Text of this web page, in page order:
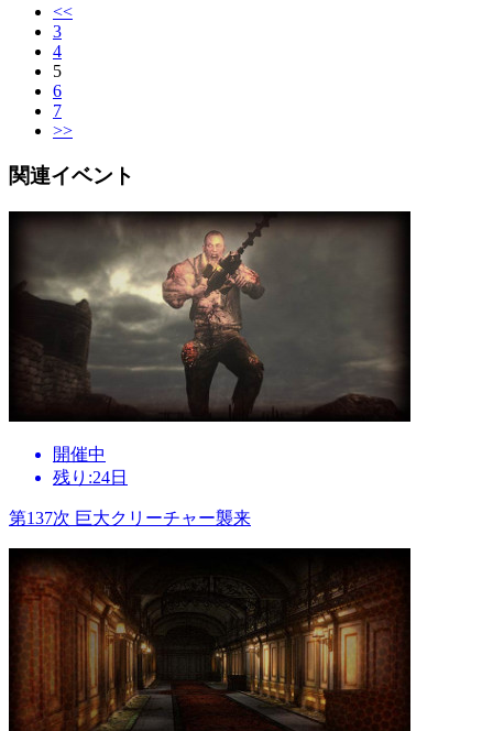
<<
3
4
5
6
7
>>
関連イベント
開催中
残り:24日
第137次 巨大クリーチャー襲来